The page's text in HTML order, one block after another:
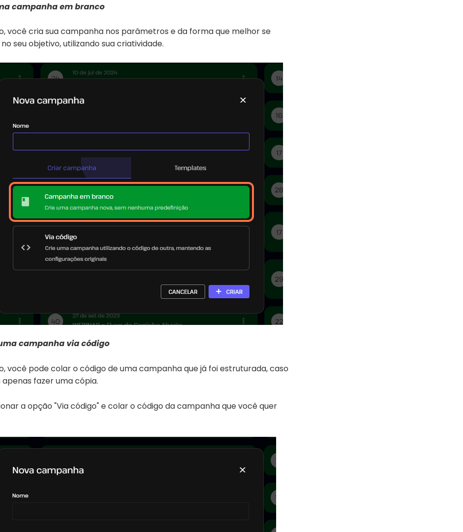
campanha em branco
você cria sua campanha nos parâmetros e da forma que melhor se
seu objetivo, utilizando sua criatividade.
campanha via código
você pode colar o código de uma campanha que já foi estruturada, caso
fazer uma cópia.
a opção "Via código" e colar o código da campanha que você quer